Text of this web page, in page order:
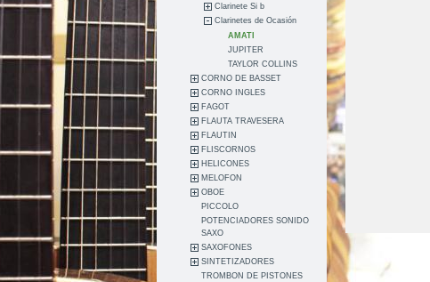
Clarinete Si b
Clarinetes de Ocasión
AMATI
JUPITER
TAYLOR COLLINS
CORNO DE BASSET
CORNO INGLES
FAGOT
FLAUTA TRAVESERA
FLAUTIN
FLISCORNOS
HELICONES
MELOFON
OBOE
PICCOLO
POTENCIADORES SONIDO
SAXO
SAXOFONES
SINTETIZADORES
TROMBON DE PISTONES